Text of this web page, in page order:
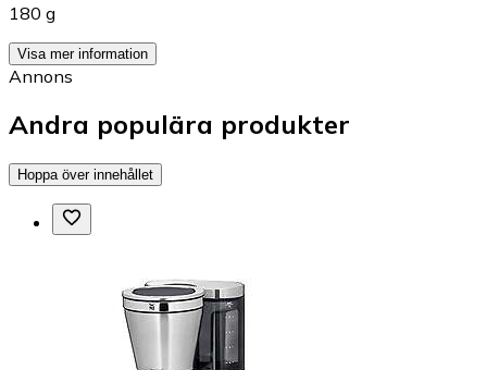
180 g
Visa mer information
Annons
Andra populära produkter
Hoppa över innehållet